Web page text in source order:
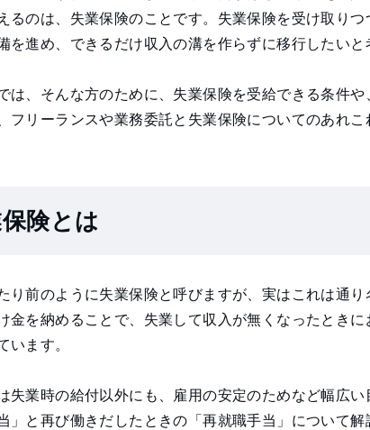
るのは、失業保険のことです。失業保険を受け取り
を進め、できるだけ収入の溝を作らずに移行したいと
は、そんな方のために、失業保険を受給できる条件
フリーランスや業務委託と失業保険についてのあれこ
険とは
り前のように失業保険と呼びますが、実はこれは通
金を納めることで、失業して収入が無くなったとき
います。
失業時の給付以外にも、雇用の安定のためなど幅広
」と再び働きだしたときの「再就職手当」について解